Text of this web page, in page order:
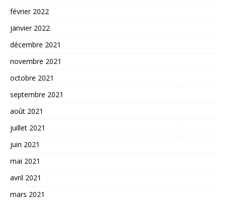
février 2022
janvier 2022
décembre 2021
novembre 2021
octobre 2021
septembre 2021
août 2021
juillet 2021
juin 2021
mai 2021
avril 2021
mars 2021